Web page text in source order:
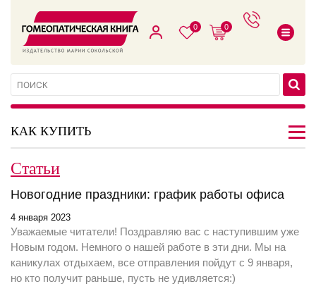
0 0
КАК КУПИТЬ
Статьи
Новогодние праздники: график работы офиса
4 января 2023
Уважаемые читатели! Поздравляю вас с наступившим уже
Новым годом. Немного о нашей работе в эти дни. Мы на
каникулах отдыхаем, все отправления пойдут с 9 января,
но кто получит раньше, пусть не удивляется:)